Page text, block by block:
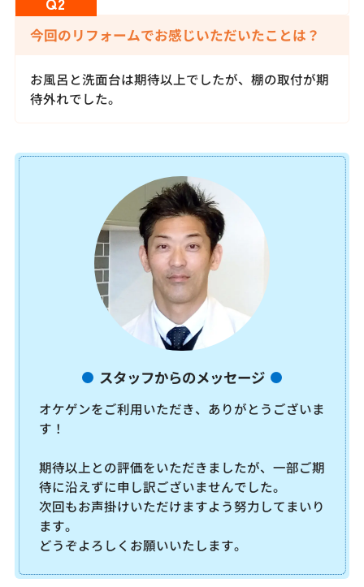
今回のリフォームでお感じいただいたことは？
お風呂と洗面台は期待以上でしたが、棚の取付が期
待外れでした。
スタッフからのメッセージ
オケゲンをご利用いただき、ありがとうございま
す！
期待以上との評価をいただきましたが、一部ご期
待に沿えずに申し訳ございませんでした。
次回もお声掛けいただけますよう努力してまいり
ます。
どうぞよろしくお願いいたします。